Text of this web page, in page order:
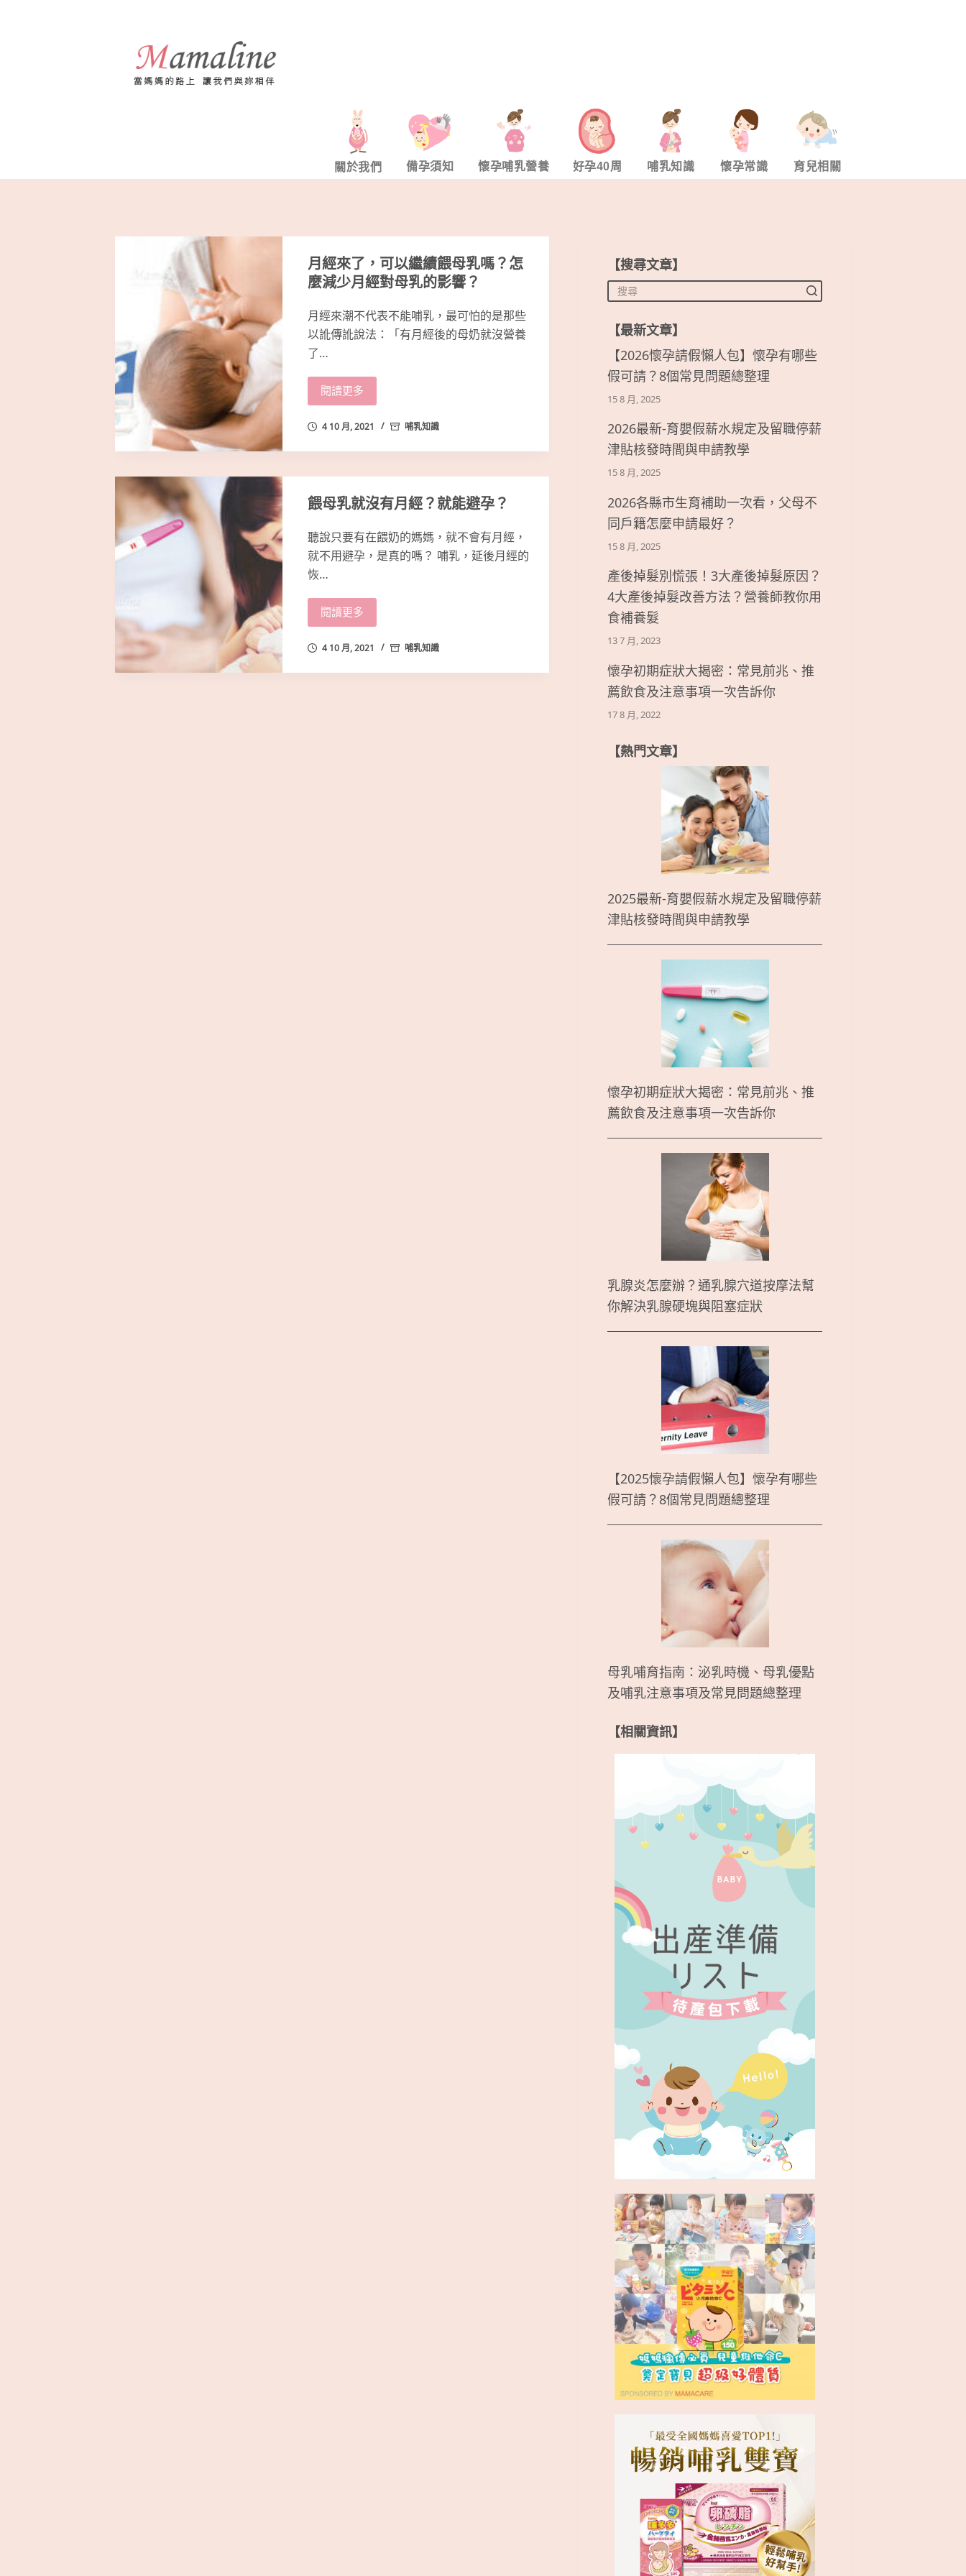
關於我們 備孕須知 懷孕哺乳營養 好孕40周 哺乳知識 懷孕常識 育兒相關
月經來了，可以繼續餵母乳嗎？怎
麼減少月經對母乳的影響？
月經來潮不代表不能哺乳，最可怕的是那些
以訛傳訛說法：「有月經後的母奶就沒營養
了…
閱讀更多
4 10 月, 2021 哺乳知識
餵母乳就沒有月經？就能避孕？
聽說只要有在餵奶的媽媽，就不會有月經，
就不用避孕，是真的嗎？ 哺乳，延後月經的
恢…
閱讀更多
4 10 月, 2021 哺乳知識
【搜尋文章】
【最新文章】
【2026懷孕請假懶人包】懷孕有哪些
假可請？8個常見問題總整理
15 8 月, 2025
2026最新-育嬰假薪水規定及留職停薪
津貼核發時間與申請教學
15 8 月, 2025
2026各縣市生育補助一次看，父母不
同戶籍怎麼申請最好？
15 8 月, 2025
產後掉髮別慌張！3大產後掉髮原因？
4大產後掉髮改善方法？營養師教你用
食補養髮
13 7 月, 2023
懷孕初期症狀大揭密：常見前兆、推
薦飲食及注意事項一次告訴你
17 8 月, 2022
【熱門文章】
2025最新-育嬰假薪水規定及留職停薪
津貼核發時間與申請教學
懷孕初期症狀大揭密：常見前兆、推
薦飲食及注意事項一次告訴你
乳腺炎怎麼辦？通乳腺穴道按摩法幫
你解決乳腺硬塊與阻塞症狀
【2025懷孕請假懶人包】懷孕有哪些
假可請？8個常見問題總整理
母乳哺育指南：泌乳時機、母乳優點
及哺乳注意事項及常見問題總整理
【相關資訊】